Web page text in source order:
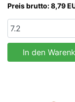
Preis brutto: 8,79
In den